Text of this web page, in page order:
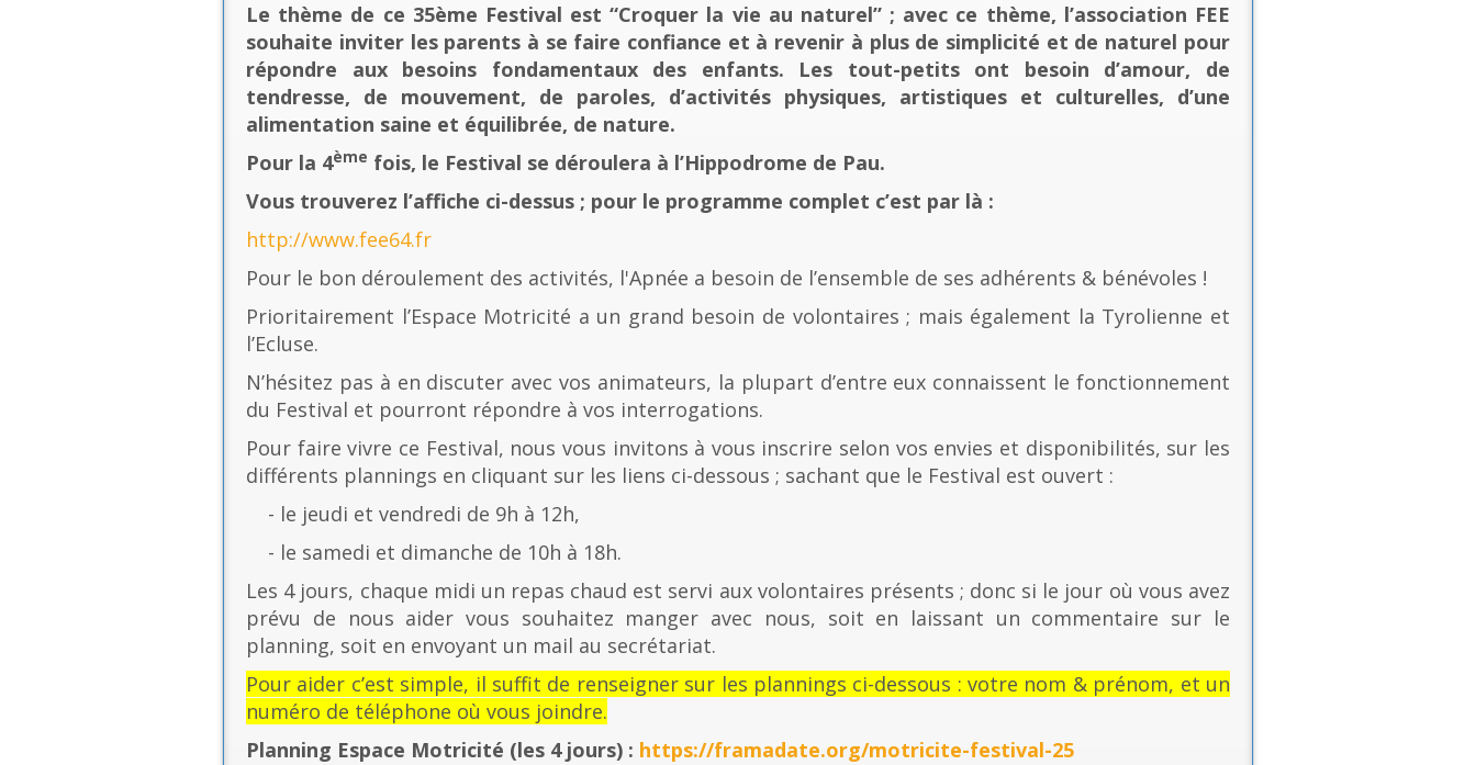
Le thème de ce 35ème Festival est “Croquer la vie au naturel” ; avec ce thème, l’association FEE
souhaite inviter les parents à se faire confiance et à revenir à plus de simplicité et de naturel pour
répondre aux besoins fondamentaux des enfants. Les tout-petits ont besoin d’amour, de
tendresse, de mouvement, de paroles, d’activités physiques, artistiques et culturelles, d’une
alimentation saine et équilibrée, de nature.
Pour la 4ème fois, le Festival se déroulera à l’Hippodrome de Pau.
Vous trouverez l’affiche ci-dessus ; pour le programme complet c’est par là :
http://www.fee64.fr
Pour le bon déroulement des activités, l'Apnée a besoin de l’ensemble de ses adhérents & bénévoles !
Prioritairement l’Espace Motricité a un grand besoin de volontaires ; mais également la Tyrolienne et
l’Ecluse.
N’hésitez pas à en discuter avec vos animateurs, la plupart d’entre eux connaissent le fonctionnement
du Festival et pourront répondre à vos interrogations.
Pour faire vivre ce Festival, nous vous invitons à vous inscrire selon vos envies et disponibilités, sur les
différents plannings en cliquant sur les liens ci-dessous ; sachant que le Festival est ouvert :
- le jeudi et vendredi de 9h à 12h,
- le samedi et dimanche de 10h à 18h.
Les 4 jours, chaque midi un repas chaud est servi aux volontaires présents ; donc si le jour où vous avez
prévu de nous aider vous souhaitez manger avec nous, soit en laissant un commentaire sur le
planning, soit en envoyant un mail au secrétariat.
Pour aider c’est simple, il suffit de renseigner sur les plannings ci-dessous : votre nom & prénom, et un
numéro de téléphone où vous joindre.
Planning Espace Motricité (les 4 jours) : https://framadate.org/motricite-festival-25